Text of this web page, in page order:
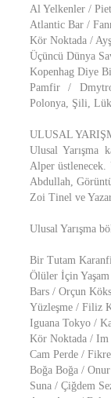
Al Yelkenler /
Atlantic Bar /
Kör Noktada /
Üçüncü Dünya
Kopenhag Diye
Pamfir /
Polonya, Şili,
ULUSAL
Ulusal Yarışma
Alper üstlenecek.
Abdullah,
Zoi Tinel ve
Ulusal Yarışma
Bir Tutam
Ölüler İçin
Bars / Orçun
Yüzleşme / Filiz
Iguana Tokyo /
Kör Noktada / Im
Cam Perde /
Boğa Boğa /
Suna / Çiğdem